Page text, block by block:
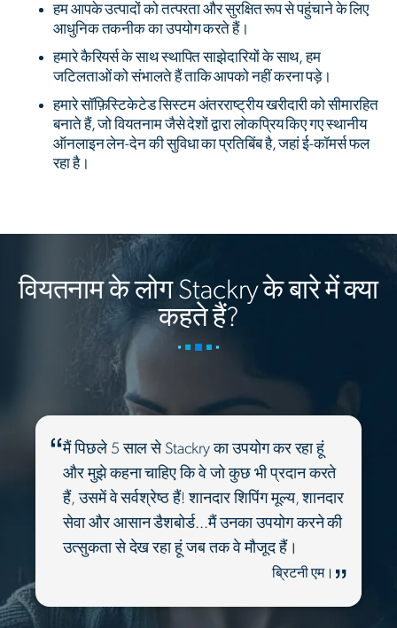
हम आपके उत्पादों को तत्परता और सुरक्षित रूप से पहुंचाने के लिए
आधुनिक तकनीक का उपयोग करते हैं।
हमारे कैरियर्स के साथ स्थापित साझेदारियों के साथ, हम
जटिलताओं को संभालते हैं ताकि आपको नहीं करना पड़े।
हमारे सॉफ़िस्टिकेटेड सिस्टम अंतरराष्ट्रीय खरीदारी को सीमारहित
बनाते हैं, जो वियतनाम जैसे देशों द्वारा लोकप्रिय किए गए स्थानीय
ऑनलाइन लेन-देन की सुविधा का प्रतिबिंब है, जहां ई-कॉमर्स फल
रहा है।
वियतनाम के लोग Stackry के बारे में क्या
कहते हैं?
मैं पिछले 5 साल से Stackry का उपयोग कर रहा हूं
और मुझे कहना चाहिए कि वे जो कुछ भी प्रदान करते
हैं, उसमें वे सर्वश्रेष्ठ हैं! शानदार शिपिंग मूल्य, शानदार
सेवा और आसान डैशबोर्ड...मैं उनका उपयोग करने की
उत्सुकता से देख रहा हूं जब तक वे मौजूद हैं।
ब्रिटनी एम।